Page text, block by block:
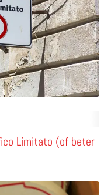
Limitato (of beter
bij Antica Macelleria